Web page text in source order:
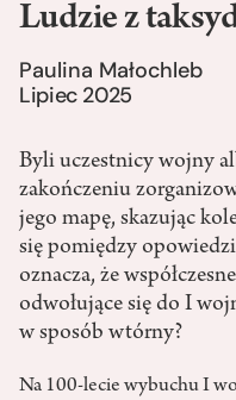
Ludzie z
Paulina Małochleb
Lipiec 2025
Byli uczestnicy wojny
zakończeniu
jego mapę, skazując
się pomiędzy
oznacza, że
odwołujące się do I
w sposób wtórny?
Na 100-lecie wybuchu I